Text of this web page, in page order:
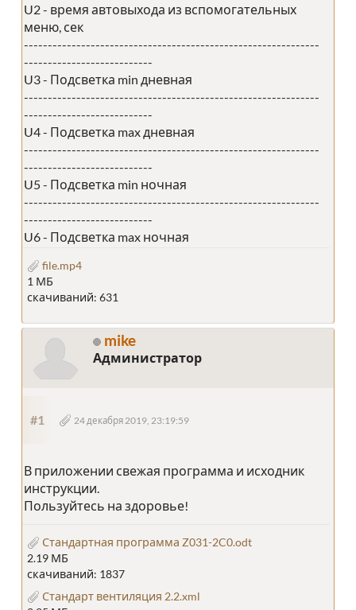
U2 - время автовыхода из вспомогательных
меню, сек
--------------------------------------------------------------
---------------------------
U3 - Подсветка min дневная
--------------------------------------------------------------
---------------------------
U4 - Подсветка max дневная
--------------------------------------------------------------
---------------------------
U5 - Подсветка min ночная
--------------------------------------------------------------
---------------------------
U6 - Подсветка max ночная
file.mp4
1 МБ
скачиваний: 631
mike
Администратор
#1 24 декабря 2019, 23:19:59
В приложении свежая программа и исходник
инструкции.
Пользуйтесь на здоровье!
Стандартная программа Z031-2C0.odt
2.19 МБ
скачиваний: 1837
Стандарт вентиляция 2.2.xml